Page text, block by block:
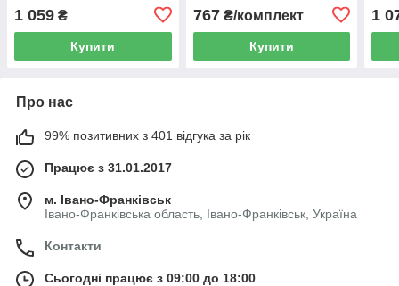
1 059 ₴
Купити
767₴/комплект
Купити
1
Про нас
99% позитивних з 401 відгука за рік
Працює з 31.01.2017
м. Івано-Франківськ
Івано-Франківська область, Івано-Франківськ, Україна
Контакти
Сьогодні працює з 09:00 до 18:00